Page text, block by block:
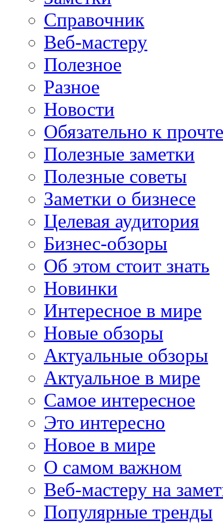
Справочник
Веб-мастеру
Полезное
Разное
Новости
Обязательно к
Полезные заметки
Полезные советы
Заметки о бизнесе
Целевая аудитория
Бизнес-обзоры
Об этом стоит знать
Новинки
Интересное в мире
Новые обзоры
Актуальные обзоры
Актуальное в мире
Самое интересное
Это интересно
Новое в мире
О самом важном
Веб-мастеру на
Популярные тренды